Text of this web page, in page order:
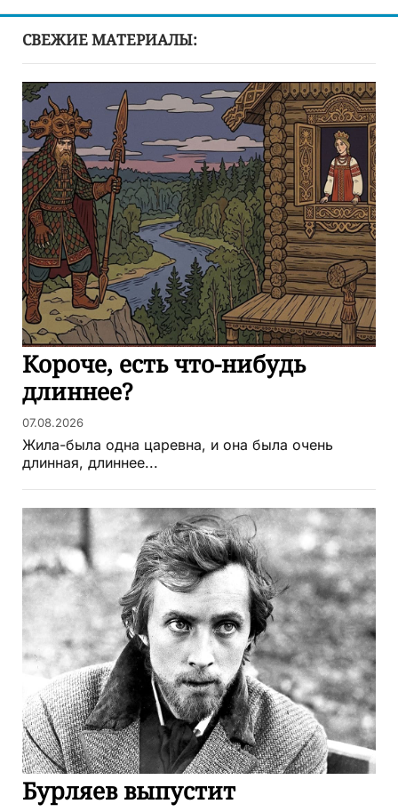
СВЕЖИЕ МАТЕРИАЛЫ:
Короче, есть что-нибудь
длиннее?
07.08.2026
Жила-была одна царевна, и она была очень
длинная, длиннее...
Бурляев выпустит